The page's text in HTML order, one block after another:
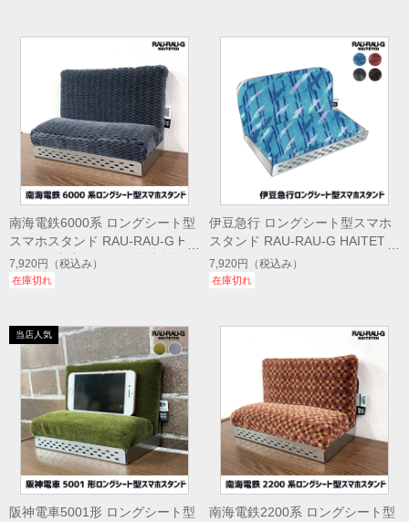
南海電鉄6000系 ロングシート型
スマホスタンド RAU-RAU-G HAI
TETSU 座席シート 電車廃材 ス
マートフォン置き
7,920円 （税込み）
在庫切れ
伊豆急行 ロングシート型スマホ
スタンド RAU-RAU-G HAITETS
U
7,920円 （税込み）
在庫切れ
阪神電車5001形 ロングシート型
南海電鉄2200系 ロングシート型